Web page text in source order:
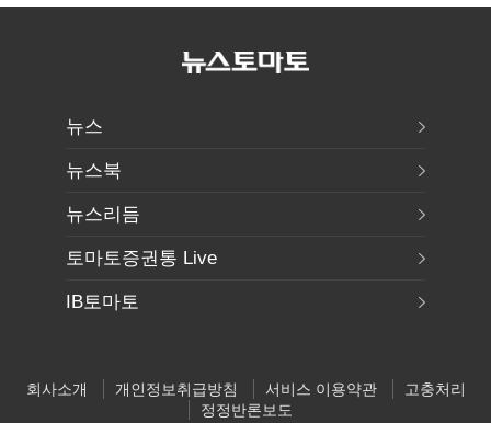
이어진다
바로 매출로
3분의 1 토막…
뉴스
뉴스북
뉴스리듬
토마토증권통 Live
IB토마토
회사소개 개인정보취급방침 서비스 이용약관
고충처리
정정반론보도